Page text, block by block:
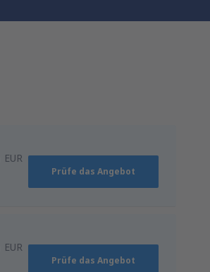
EUR
Prüfe das Angebot
EUR
Prüfe das Angebot